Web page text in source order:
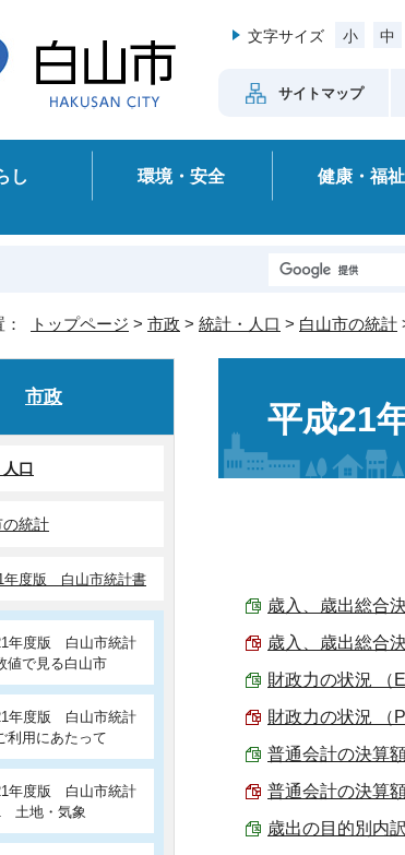
文字サイズ 小 中
サイトマップ
し 環境・安全 健康・福祉
： トップページ > 市政 > 統計・人口 > 白山市の統計
平成21
歳入、歳出総合
歳入、歳出総合
財政力の状況 （
財政力の状況 （
普通会計の決算
普通会計の決算
歳出の目的別内
市政
口
の統計
年度版 白山市統計書
年度版 白山市統計
で見る白山市
年度版 白山市統計
用にあたって
年度版 白山市統計
地・気象